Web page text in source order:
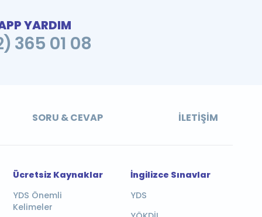
YARDIM
365 01 08
SORU & CEVAP İLETIŞIM
Ücretsiz Kaynaklar
YDS Önemli
Kelimeler
İngilizce Sınavlar
YDS